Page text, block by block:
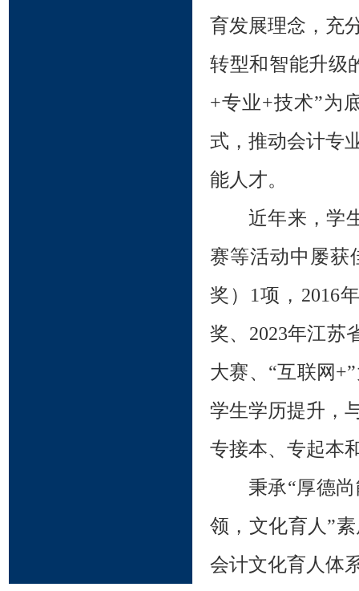
育发展理念，充
转型和智能升级
+专业+技术”为
式，推动会计专
能人才。
近年来，学
赛等活动中屡获
奖）1项，2016
奖、2023年江苏
大赛、“互联网
学生学历提升，
专接本、专起本
秉承“厚德
领，文化育人”
会计文化育人体